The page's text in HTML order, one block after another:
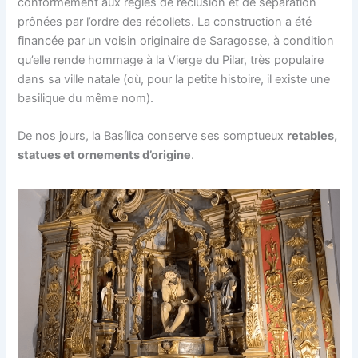
prônées par l’ordre des récollets. La construction a été
financée par un voisin originaire de Saragosse, à condition
qu’elle rende hommage à la Vierge du Pilar, très populaire
dans sa ville natale (où, pour la petite histoire, il existe une
basilique du même nom).
De nos jours, la Basílica conserve ses somptueux retables,
statues et ornements d’origine.